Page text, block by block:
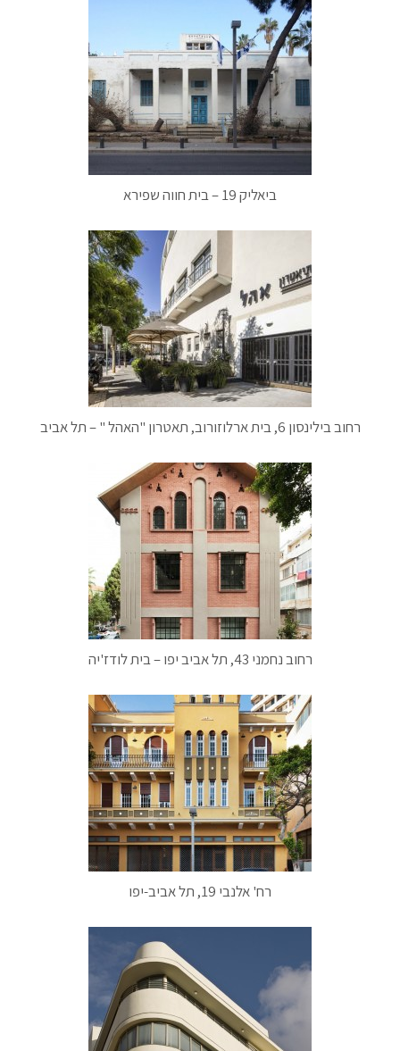
ביאליק 19 – בית חווה שפירא
רחוב בילינסון 6, בית ארלוזורוב, תאטרון "האהל " – תל אביב
רחוב נחמני 43, תל אביב יפו – בית לודז'יה
רח' אלנבי 19, תל אביב-יפו